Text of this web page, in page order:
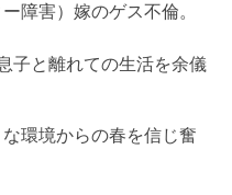
障害）嫁のゲス不倫。
子と離れての生活を余儀
環境からの春を信じ奮